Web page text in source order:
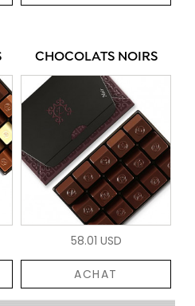
CHOCOLATS NOIRS
58.01 USD
ACHAT